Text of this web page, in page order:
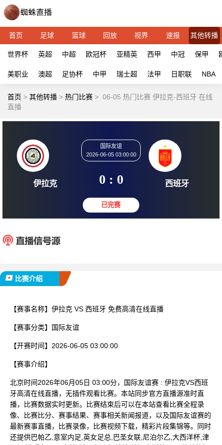
首页 足球 篮球 回放 视界 速报 其他转播
世界杯 英超 中超 欧冠杯 亚精英 西甲 中冠 保甲
美职业 澳超 足协杯 中甲 瑞士超 法甲 日职联 NBA
首页 > 其他转播 > 热门比赛 > 06-05 热门比赛 伊拉克-西班牙 在线
直播
国际友谊
2026-06-05 03:00:00
0 : 0
比赛介绍
【赛事名称】 伊拉克 VS 西班牙 免费高清在线直播
【赛事分类】 国际友谊
【开赛时间】 2026-06-05 03:00:00
【赛事介绍】
北京时间2026年06月05日 03:00分，国际友谊赛 : 伊拉克VS西班
牙高清在线直播，无插件观看比赛。本站同步官方直播源准时直
播，比赛数据实时更新。比赛结束后可以在本站查看比赛全程录
像、比赛比分、赛事结果、赛事相关新闻报道，以及国际友谊赛的
最新赛事直播，比赛录像，比赛视频下载，精彩片段集锦等。同时
还提供巴帕乙,意室内足,英女足总,巴圣女联,尼泊尔乙,大西洋杯,津